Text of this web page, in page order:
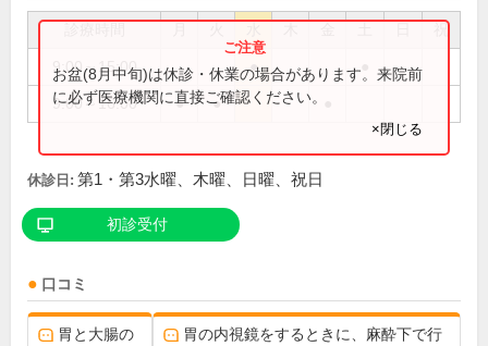
祝
9:00～15:00 ●
9:00～16:00 ● ●
お盆(8月中旬)は休診・休業の場合があります。来院前
に必ず医療機関に直接ご確認ください。
×閉じる
休診日: 第1・第3水曜、木曜、日曜、祝日
初診受付
口コミ
胃と大腸の
胃の内視鏡をするときに、麻酔下で行